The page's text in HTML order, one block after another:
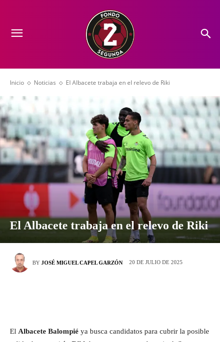
Inicio Noticias El Albacete trabaja en el relevo de Riki
El Albacete trabaja en el relevo de Riki
BY JOSÉ MIGUEL CAPEL GARZÓN 20 DE JULIO DE 2025
El Albacete Balompié ya busca candidatos para cubrir la posible